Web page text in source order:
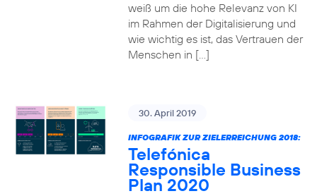
weiß um die hohe Relevanz von KI
im Rahmen der Digitalisierung und
wie wichtig es ist, das Vertrauen der
Menschen in […]
30. April 2019
INFOGRAFIK ZUR ZIELERREICHUNG 2018:
Telefónica
Responsible Business
Plan 2020